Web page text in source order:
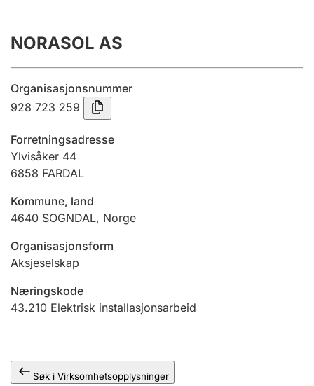
Årsregnskap
Innsending og forsinkelsesgebyr
Jeger
Ektepaktveileder
Offentlig sektor
NORASOL AS
Organisasjonsnummer
928 723 259
Forretningsadresse
Ylvisåker 44
6858 FARDAL
Kommune, land
4640 SOGNDAL, Norge
Organisasjonsform
Aksjeselskap
Næringskode
43.210 Elektrisk installasjonsarbeid
Søk i Virksomhetsopplysninger